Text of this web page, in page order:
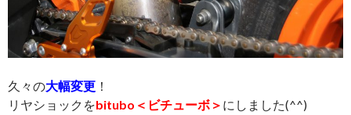
久々の大幅変更 ！
リヤショックをbitubo＜ビチューボ＞ にしました(^^)